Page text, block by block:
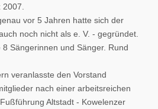
vor 5 Jahren hatte sich der
noch nicht als e. V. - gegründet.
Sängerinnen und Sänger. Rund
veranlasste den Vorstand
nach einer arbeitsreichen
Altstadt - Kowelenzer